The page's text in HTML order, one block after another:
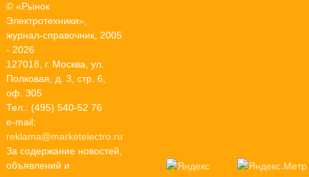
© «Рынок
Электротехники»,
журнал-справочник, 2005
- 2026
127018, г. Москва, ул.
Полковая, д. 3, стр. 6,
оф. 305
Тел.: (495) 540-52 76
e-mail:
reklama@marketelectro.ru
За содержание новостей,
объявлений и